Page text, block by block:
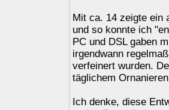
Mit ca. 14 zeigte ein
und so konnte ich
PC und DSL gaben
irgendwann
verfeinert wurden.
täglichem
Ich denke, diese